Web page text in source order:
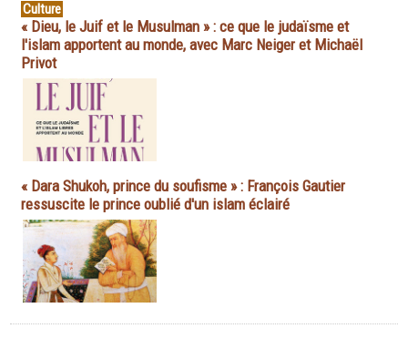
Culture
« Dieu, le Juif et le Musulman » : ce que le judaïsme et
l'islam apportent au monde, avec Marc Neiger et Michaël
Privot
« Dara Shukoh, prince du soufisme » : François Gautier
ressuscite le prince oublié d'un islam éclairé